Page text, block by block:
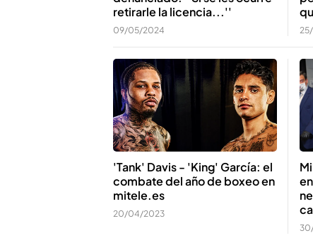
retirarle la licencia...''
09/05/2024
'Tank' Davis - 'King' García: el
combate del año de boxeo en
mitele.es
20/04/2023